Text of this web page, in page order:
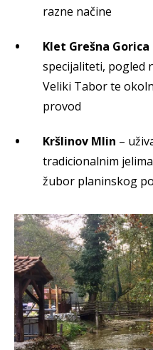
razne načine
Klet Grešna Gorica
specijaliteti, pogled
Veliki Tabor te
provod
Kršlinov Mlin –
tradicionalnim
žubor planinskog